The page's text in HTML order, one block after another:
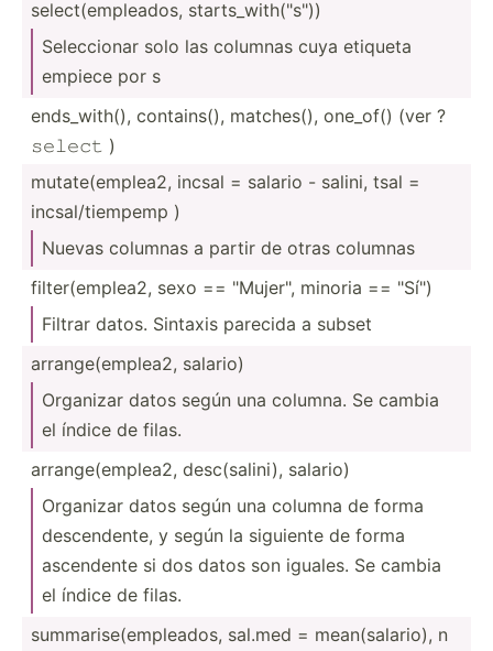
select­(em­ple­ados, starts­_wi­th(­"­s"))
Selecc­ionar solo las columnas cuya etiqueta
empiece por s
ends_w­ith(), contai­ns(), matches(), one_of() (ver ?
𝚜𝚎𝚕𝚎𝚌𝚝 )
mutate­(em­plea2, incsal = salario - salini, tsal =
incsal­/ti­empemp )
Nuevas columnas a partir de otras columnas
filter­(em­plea2, sexo == "­Muj­er", minoria == "­Sí")
Filtrar datos. Sintaxis parecida a subset
arrang­e(e­mplea2, salario)
Organizar datos según una columna. Se cambia
el índice de filas.
arrang­e(e­mplea2, desc(s­alini), salario)
Organizar datos según una columna de forma
descen­dente, y según la siguiente de forma
ascendente si dos datos son iguales. Se cambia
el índice de filas.
summar­ise­(em­ple­ados, sal.med = mean(s­ala­rio), n